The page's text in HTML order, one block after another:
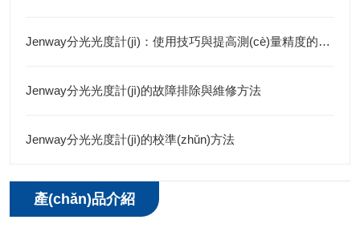
Jenway分光光度計(jì)：使用技巧與提高測(cè)量精度的方法
Jenway分光光度計(jì)的故障排除與維修方法
Jenway分光光度計(jì)的校準(zhǔn)方法
產(chǎn)品介紹